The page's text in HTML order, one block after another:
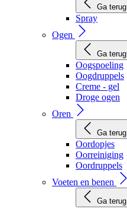
Ga terug
Spray
Ogen
Ga terug
Oogspoeling
Oogdruppels
Creme - gel
Droge ogen
Oren
Ga terug
Oordopjes
Oorreiniging
Oordruppels
Voeten en benen
Ga terug